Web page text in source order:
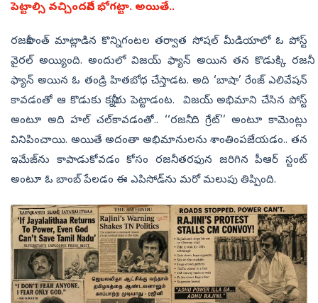
పెట్టాల్సి వచ్చిందనేది భోగట్టా. అయితే..
రజనీకాంత్‌ మాట్లాడిన కొన్నిగంటల తర్వాత సోషల్‌ మీడియాలో ఓ పోస్ట్‌
వైరల్‌ అయ్యింది. అందులో విజయ్‌ ఫ్యాన్‌ అయిన తన కొడుక్కి రజనీ
ఫ్యాన్‌ అయిన ఓ తండ్రి హితబోధ చేస్తాడట. అది ‘బాషా’ రేంజ్‌ ఎలివేషన్‌
కావడంతో ఆ కొడుకు కన్నీరు పెట్టాడంట. విజయ్‌ అభిమాని చేసిన పోస్ట్‌
అంటూ అది హల్‌ చల్‌కావడంతో.. ‘‘రజనీ ది గ్రేట్‌’’ అంటూ కామెంట్లు
వినిపించాయి. అయితే అదంతా అభిమానులను శాంతింపజేయడం.. తన
ఇమేజ్‌ను కాపాడుకోవడం కోసంరజనీ తరఫున జరిగిన పీఆర్‌ స్టంట్‌
అంటూ ఓ బాంబ్‌ పేలడం ఈ ఎపిసోడ్‌ను మరో మలుపు తిప్పింది.